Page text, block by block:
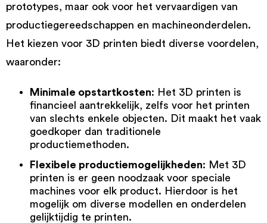
prototypes, maar ook voor het vervaardigen van
productiegereedschappen en machineonderdelen.
Het kiezen voor 3D printen biedt diverse voordelen,
waaronder:
Minimale opstartkosten: Het 3D printen is
financieel aantrekkelijk, zelfs voor het printen
van slechts enkele objecten. Dit maakt het vaak
goedkoper dan traditionele
productiemethoden.
Flexibele productiemogelijkheden: Met 3D
printen is er geen noodzaak voor speciale
machines voor elk product. Hierdoor is het
mogelijk om diverse modellen en onderdelen
gelijktijdig te printen.